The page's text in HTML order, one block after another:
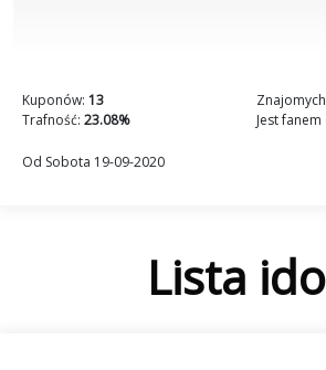
Kuponów: 13
Trafność: 23.08%
Jest fanem
Od Sobota 19-09-2020
Lista